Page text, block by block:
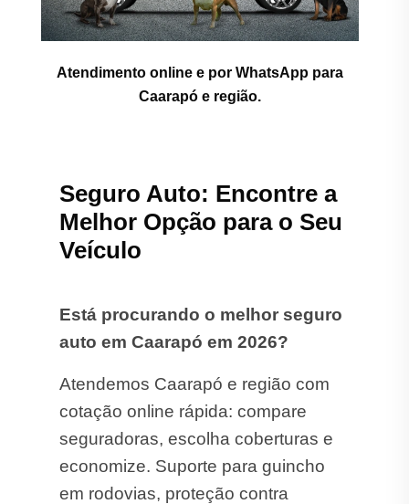
Atendimento online e por WhatsApp para
Caarapó e região.
Seguro Auto: Encontre a
Melhor Opção para o Seu
Veículo
Está procurando o melhor seguro
auto em Caarapó em 2026?
Atendemos Caarapó e região com
cotação online rápida: compare
seguradoras, escolha coberturas e
economize. Suporte para guincho
em rodovias, proteção contra